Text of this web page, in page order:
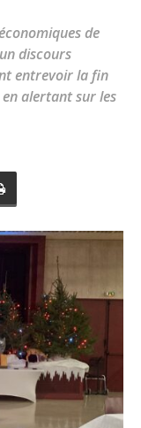
de
discours
entrevoir la fin
alertant sur les